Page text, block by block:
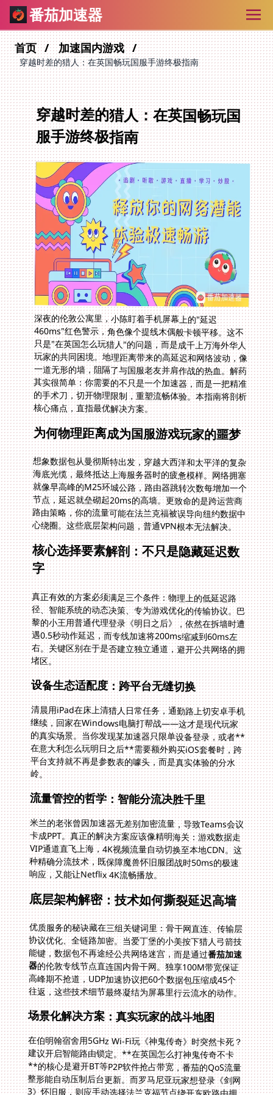
番茄加速器
首页 加速国内游戏
穿越时差的猎人：在英国畅玩国服手游终极指南
穿越时差的猎人：在英国畅玩国
服手游终极指南
深夜的伦敦公寓里，小陈盯着手机屏幕上的"延迟
460ms"红色警示，角色像个提线木偶般卡顿平移。这不
只是"在英国怎么玩猎人"的问题，而是成千上万海外华人
玩家的共同困境。地理距离带来的高延迟和网络波动，像
一道无形的墙，阻隔了与国服老友并肩作战的热血。解药
其实很简单：你需要的不只是一个加速器，而是一把精准
的手术刀，切开物理限制，重塑流畅体验。本指南将剖析
核心痛点，直指最优解决方案。
为何物理距离成为国服游戏玩家的噩梦
想象数据包从曼彻斯特出发，穿越大西洋和太平洋的复杂
海底光缆，最终抵达上海服务器时的疲惫模样。网络拥塞
就像早高峰的M25环城公路，路由器跳转次数每增加一个
节点，延迟就垒砌起20ms的高墙。更致命的是跨运营商
路由策略，你的流量可能在法兰克福被误导向纽约数据中
心绕圈。这些底层架构问题，普通VPN根本无法解决。
核心选择要素解剖：不只是隐藏延迟数
字
真正有效的方案必须满足三个条件：物理上的低延迟路
径、智能系统的动态决策、专为游戏优化的传输协议。巴
黎的小王用普通代理登录《明日之后》，依然在拆墙时遭
遇0.5秒动作延迟，而专线加速将200ms缩减到60ms左
右。关键区别在于是否建立独立通道，避开公共网络的拥
堵区。
设备生态适配度：跨平台无缝切换
清晨用iPad在床上清猎人日常任务，通勤路上切安卓手机
继续，回家在Windows电脑打帮战——这才是现代玩家
的真实场景。当你发现某加速器只限单设备登录，或者**
在意大利怎么玩明日之后**需要额外购买iOS套餐时，跨
平台支持就不再是参数表的噱头，而是真实体验的分水
岭。
流量管控的哲学：智能分流决胜千里
米兰的老张曾因加速器无差别加密流量，导致Teams会议
卡成PPT。真正的解决方案应该像精明海关：游戏数据走
VIP通道直飞上海，4K视频流量自动切换至本地CDN。这
种精确分流技术，既保障魔兽怀旧服团战时50ms的极速
响应，又能让Netflix 4K流畅播放。
底层架构解密：技术如何撕裂延迟高墙
优质服务的秘诀藏在三组关键词里：骨干网直连、传输层
协议优化、全链路加密。当爱丁堡的小美按下猎人弓箭技
能键，数据包不再途经公共网络迷宫，而是通过番茄加速
器的伦敦专线节点直连国内骨干网。独享100M带宽保证
高峰期不抢道，UDP加速协议把60个数据包压缩成45个
往返，这些技术细节最终凝结为屏幕里行云流水的动作。
场景化解决方案：真实玩家的战斗地图
在伯明翰宿舍用5GHz Wi-Fi玩《神鬼传奇》时突然卡死？
建议开启智能路由锁定。**在英国怎么打神鬼传奇不卡
**的核心是避开BT等P2P软件抢占带宽，番茄的QoS流量
整形能自动压制后台更新。而罗马尼亚玩家想登录《剑网
3》怀旧服，则应手动选择法兰克福节点绕开东欧路由拥
堵区。实时诊断功能还能捕捉瞬断问题，比如当你发现挪
威玩《天涯明月刀》每20分钟卡顿时，日志显示是本地